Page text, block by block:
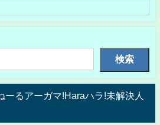
検索
ーるアーガマ!Haraハラ!未解決人